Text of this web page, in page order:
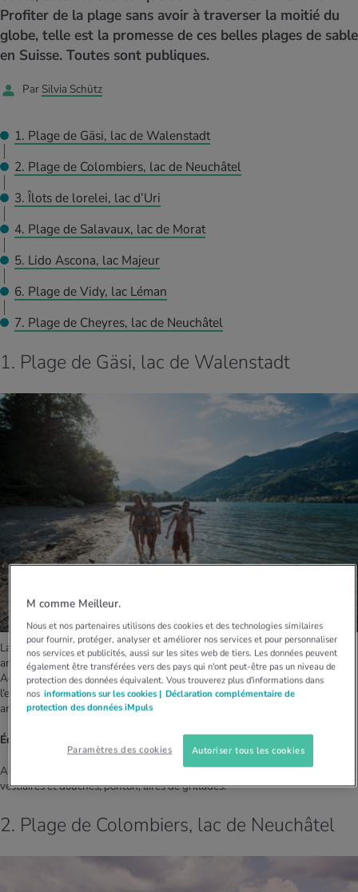
et intolérances
ACTUELS DANS LE DOMAINE ALIMENTATION
Calculez votre besoin en calories
d’hiver
Calculer la consommation de calories
Course & Jogging
au quotidien
Travail et santé
Détente active
médical
ACTUELS DANS LE DOMAINE MÉDECINE
Douleurs nerveuses
ACTUELS DANS LE DOMAINE SERVICE
Offres
Tool, test et quiz
Profiter de la plage sans avoir à traverser la moitié du
globe, telle est la promesse de ces belles plages de sable
en Suisse. Toutes sont publiques.
Par Silvia Schütz
1. Plage de Gäsi, lac de Walenstadt
2. Plage de Colombiers, lac de Neuchâtel
3. Îlots de lorelei, lac d’Uri
4. Plage de Salavaux, lac de Morat
5. Lido Ascona, lac Majeur
6. Plage de Vidy, lac Léman
7. Plage de Cheyres, lac de Neuchâtel
1. Plage de Gäsi, lac de Walenstadt
La plage de sable de Gäsi, au bord du lac de Walenstadt, offre une
ambiance de vacances balnéaires avec un panorama sur les montagnes.
Admirer les parois rocheuses et les Churfirsten en faisant la planche dans
l’eau fraîche, jouer au beach-volley, contempler les nuages à l'ombre des
arbres, voici un aperçu de ce qui vous y attend.
Équipements:
Aire de jeux, bistrot et kiosque (près du camping tout proche), toilettes,
vestiaires et douches, ponton, aires de grillades.
2. Plage de Colombiers, lac de Neuchâtel
M comme Meilleur.
Nous et nos partenaires utilisons des cookies et des technologies similaires
pour fournir, protéger, analyser et améliorer nos services et pour personnaliser
nos services et publicités, aussi sur les sites web de tiers. Les données peuvent
également être transférées vers des pays qui n'ont peut-être pas un niveau de
protection des données équivalent. Vous trouverez plus d'informations dans
nos informations sur les cookies | Déclaration complémentaire de
protection des données iMpuls
Paramètres des cookies Autoriser tous les cookies